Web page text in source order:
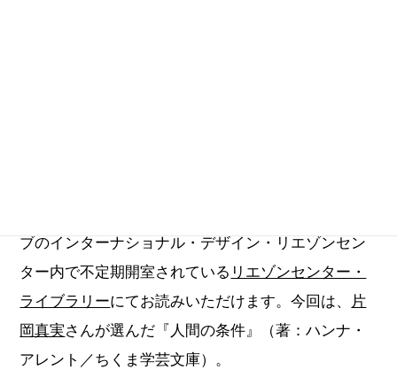
ブのインターナショナル・デザイン・リエゾンセン
ター内で不定期開室されている リエゾンセンター・
ライブラリーにてお読みいただけます。今回は、 片
岡真実さんが選んだ『人間の条件』（著：ハンナ・
アレント／ちくま学芸文庫）。